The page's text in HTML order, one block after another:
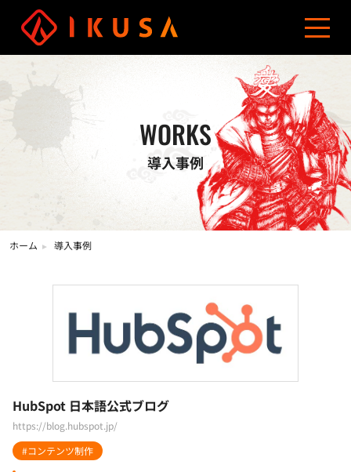
サービス
コンテンツマーケティング
オウンドメディア制作
導入事例
制作費用
ブログ
会社概要
資料ダウンロード
お問い合わせ
03-5960-0193
WORKS
導入事例
ホーム 導入事例
HubSpot 日本語公式ブログ
https://blog.hubspot.jp/
#コンテンツ制作